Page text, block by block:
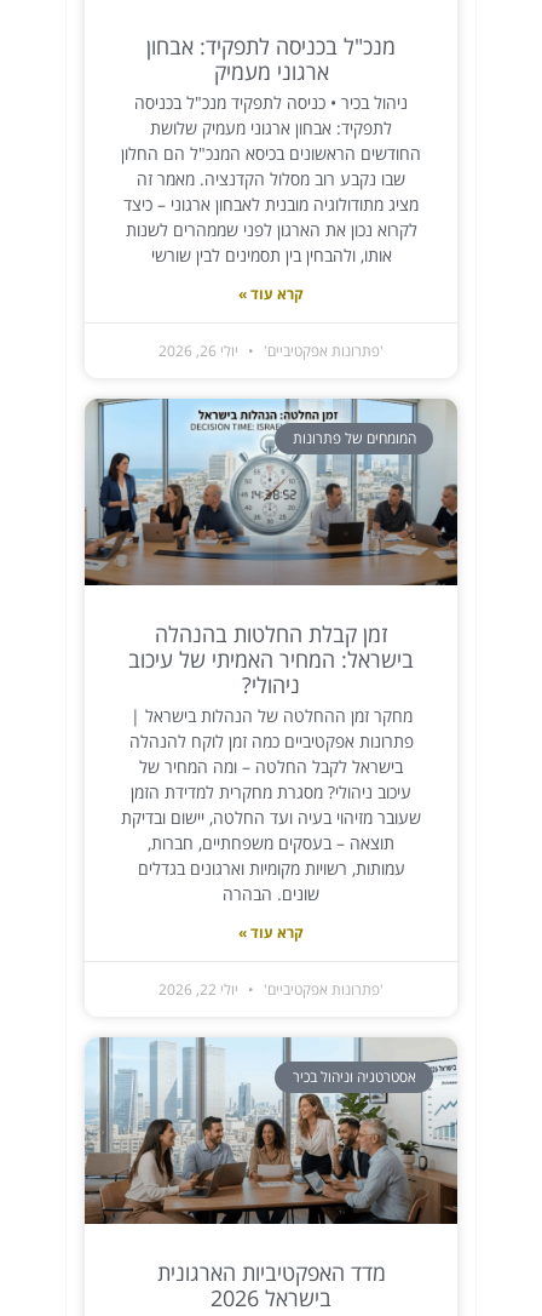
מנכ"ל בכניסה לתפקיד: אבחון
ארגוני מעמיק
ניהול בכיר • כניסה לתפקיד מנכ"ל בכניסה
לתפקיד: אבחון ארגוני מעמיק שלושת
החודשים הראשונים בכיסא המנכ"ל הם החלון
שבו נקבע רוב מסלול הקדנציה. מאמר זה
מציג מתודולוגיה מובנית לאבחון ארגוני – כיצד
לקרוא נכון את הארגון לפני שממהרים לשנות
אותו, ולהבחין בין תסמינים לבין שורשי
קרא עוד »
'פתרונות אפקטיביים' יולי 26, 2026
המומחים של פתרונות
זמן קבלת החלטות בהנהלה
בישראל: המחיר האמיתי של עיכוב
ניהולי?
מחקר זמן ההחלטה של הנהלות בישראל |
פתרונות אפקטיביים כמה זמן לוקח להנהלה
בישראל לקבל החלטה – ומה המחיר של
עיכוב ניהולי? מסגרת מחקרית למדידת הזמן
שעובר מזיהוי בעיה ועד החלטה, יישום ובדיקת
תוצאה – בעסקים משפחתיים, חברות,
עמותות, רשויות מקומיות וארגונים בגדלים
שונים. הבהרה
קרא עוד »
'פתרונות אפקטיביים' יולי 22, 2026
אסטרטגיה וניהול בכיר
מדד האפקטיביות הארגונית
בישראל 2026